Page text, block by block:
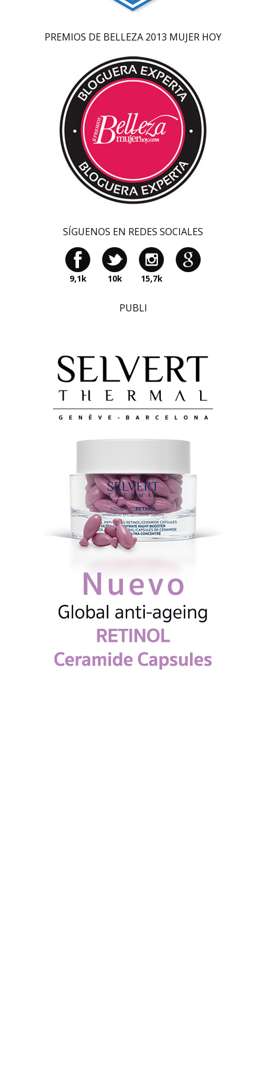
PREMIOS DE BELLEZA 2013 MUJER HOY
SÍGUENOS EN REDES SOCIALES
9,1k 10k 15,7k
PUBLI